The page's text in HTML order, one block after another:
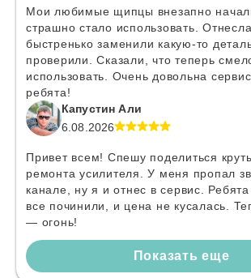
Мои любимые щипцы внезапно
страшно стало использовать.
быстренько заменили какую-то
проверили. Сказали, что теперь
использовать. Очень довольна
ребята!
Капустин Али
6.08.2026
Привет всем! Спешу поделиться
ремонта усилителя. У меня пропал
канале, ну я и отнес в сервис.
все починили, и цена не кусалась.
— огонь!
Показать еще